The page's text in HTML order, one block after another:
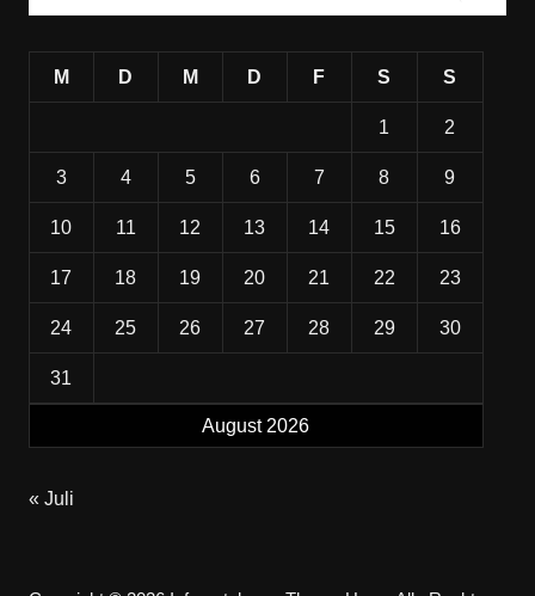
August 2026
M D M D F S S
1 2
3 4 5 6 7 8 9
10 11 12 13 14 15 16
17 18 19 20 21 22 23
24 25 26 27 28 29 30
31
« Juli